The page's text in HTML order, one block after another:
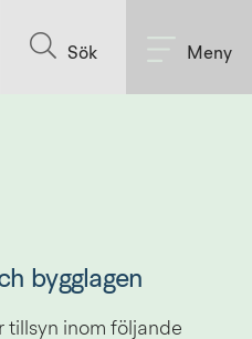
Sök Meny
bygglagen
tillsyn inom följande